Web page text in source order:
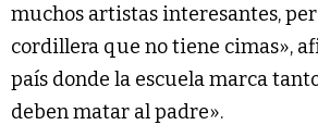
muchos artistas interesantes,
cordillera que no tiene cimas»,
país donde la escuela marca
deben matar al padre».